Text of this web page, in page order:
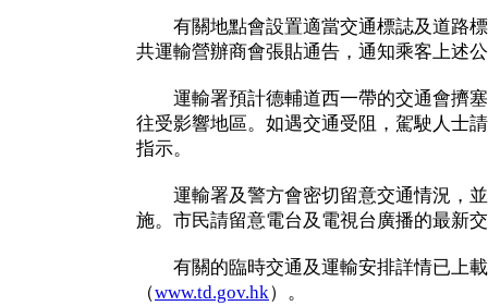
有關地點會設置適當交通標誌及道路標
共運輸營辦商會張貼通告，通知乘客上述
運輸署預計德輔道西一帶的交通會擠塞
往受影響地區。如遇交通受阻，駕駛人士
指示。
運輸署及警方會密切留意交通情況，並
施。市民請留意電台及電視台廣播的最新
有關的臨時交通及運輸安排詳情已上載
（www.td.gov.hk）。